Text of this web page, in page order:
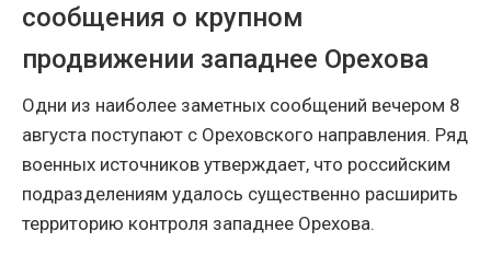
сообщения о крупном
продвижении западнее Орехова
Одни из наиболее заметных сообщений вечером 8
августа поступают с Ореховского направления. Ряд
военных источников утверждает, что российским
подразделениям удалось существенно расширить
территорию контроля западнее Орехова.